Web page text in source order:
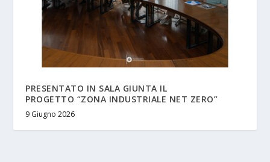
PRESENTATO IN SALA GIUNTA IL
PROGETTO “ZONA INDUSTRIALE NET ZERO”
9 Giugno 2026